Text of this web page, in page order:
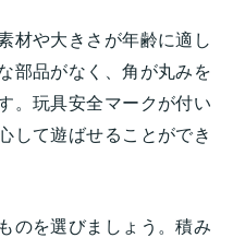
材や大きさが年齢に適し
部品がなく、角が丸みを
。玩具安全マークが付い
して遊ばせることができ
のを選びましょう。積み